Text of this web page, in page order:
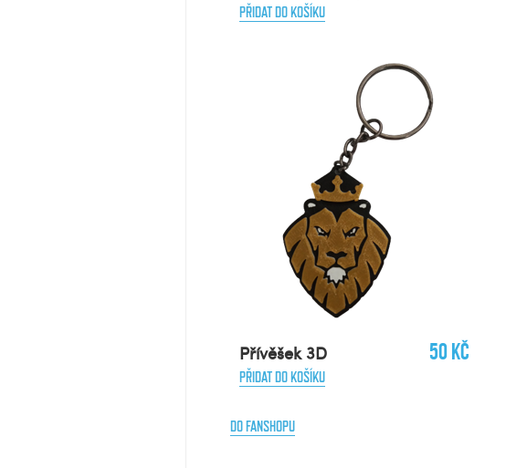
PŘIDAT DO KOŠÍKU
Přívěšek 3D
PŘIDAT DO KOŠÍKU
50 Kč
DO FANSHOPU